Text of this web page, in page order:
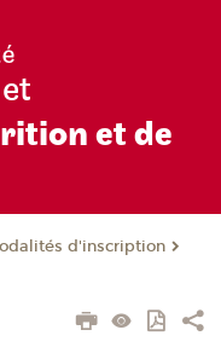
et de
d'inscription